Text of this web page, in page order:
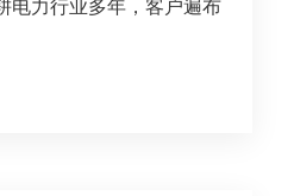
电力行业多年，客户遍布